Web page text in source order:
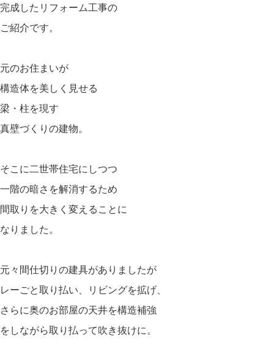
完成したリフォーム工事の
ご紹介です。
元のお住まいが
構造体を美しく見せる
梁・柱を現す
真壁づくりの建物。
そこに二世帯住宅にしつつ
一階の暗さを解消するため
間取りを大きく変えることに
なりました。
元々間仕切りの建具がありましたが
レーごと取り払い、リビングを拡げ、
さらに奥のお部屋の天井を構造補強
をしながら取り払って吹き抜けに。